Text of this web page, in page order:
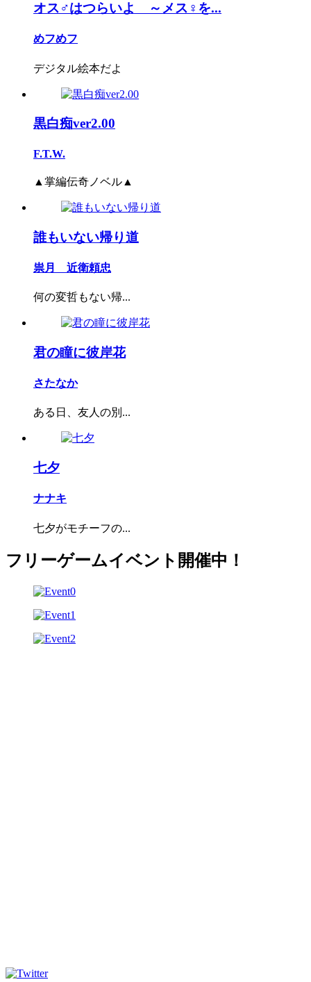
オス♂はつらいよ ～メス♀を...
めフめフ
デジタル絵本だよ
黒白痴ver2.00
F.T.W.
▲掌編伝奇ノベル▲
誰もいない帰り道
祟月 近衛頼忠
何の変哲もない帰...
君の瞳に彼岸花
さたなか
ある日、友人の別...
七夕
ナナキ
七夕がモチーフの...
フリーゲームイベント開催中！